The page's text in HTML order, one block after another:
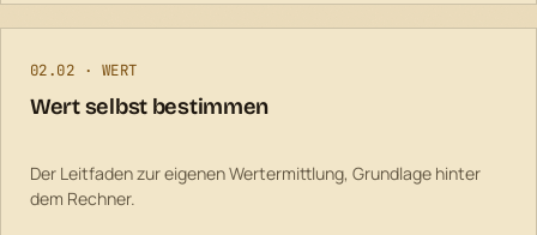
02.02 · WERT
Wert selbst bestimmen
Der Leitfaden zur eigenen Wertermittlung, Grundlage hinter
dem Rechner.